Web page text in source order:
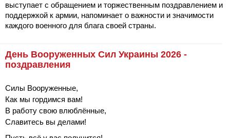
выступает с обращением и торжественным поздравлением и
поддержкой к армии, напоминает о важности и значимости
каждого военного для блага своей страны.
День Вооруженных Сил Украины 2026 -
поздравления
Силы Вооруженные,
Как мы гордимся вам!
В работу свою влюблённые,
Славитесь вы делами!